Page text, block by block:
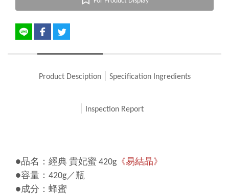
Product Desciption Specification Ingredients
Inspection Report
●品名：經典 貴妃蜜 420g《易結晶》
●容量：420g／瓶
●成分：蜂蜜